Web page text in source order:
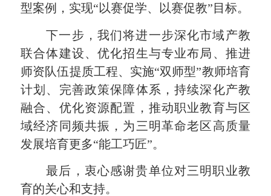
型案例，实现“以赛促学、以赛促教”目标。
下一步，我们将进一步深化市域产教
联合体建设、优化招生与专业布局、推进
师资队伍提质工程、实施“双师型”教师培育
计划、完善政策保障体系，持续深化产教
融合、优化资源配置，推动职业教育与区
域经济同频共振，为三明革命老区高质量
发展培育更多“能工巧匠”。
最后，衷心感谢贵单位对三明职业教
育的关心和支持。